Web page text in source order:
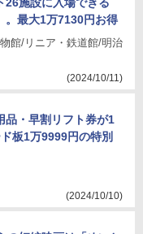
。最大1万7130円お得
館/リニア・鉄道館/明治
(2024/10/11)
品・早割リフト券が1
板1万9999円の特別
(2024/10/10)